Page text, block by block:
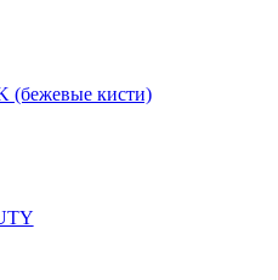
(бежевые кисти)